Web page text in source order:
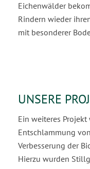
Eichenwälder
Rindern wieder
mit besonderer
UNSERE
Ein weiteres
Entschlammung
Verbesserung der
Hierzu wurden